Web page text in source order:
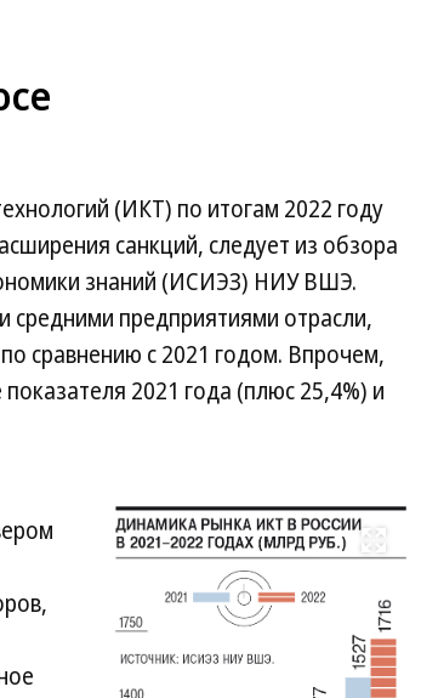
(ИКТ) по итогам 2022 году
санкций, следует из обзора
знаний (ИСИЭЗ) НИУ ВШЭ.
предприятиями отрасли,
сравнению с 2021 годом. Впрочем,
2021 года (плюс 25,4%) и
Развернуть на весь экран